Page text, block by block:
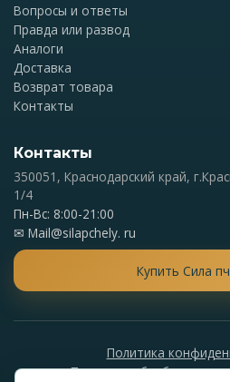
Вопросы и ответы
Правда или развод
Аналоги
Доставка
Возврат товара
Контакты
Контакты
350051, Краснодарский край,
1/4
Пн-Вс: 8:00-21:00
✉ Mail@silapchely. ru
Купить Сила
Политика
Политика обработки